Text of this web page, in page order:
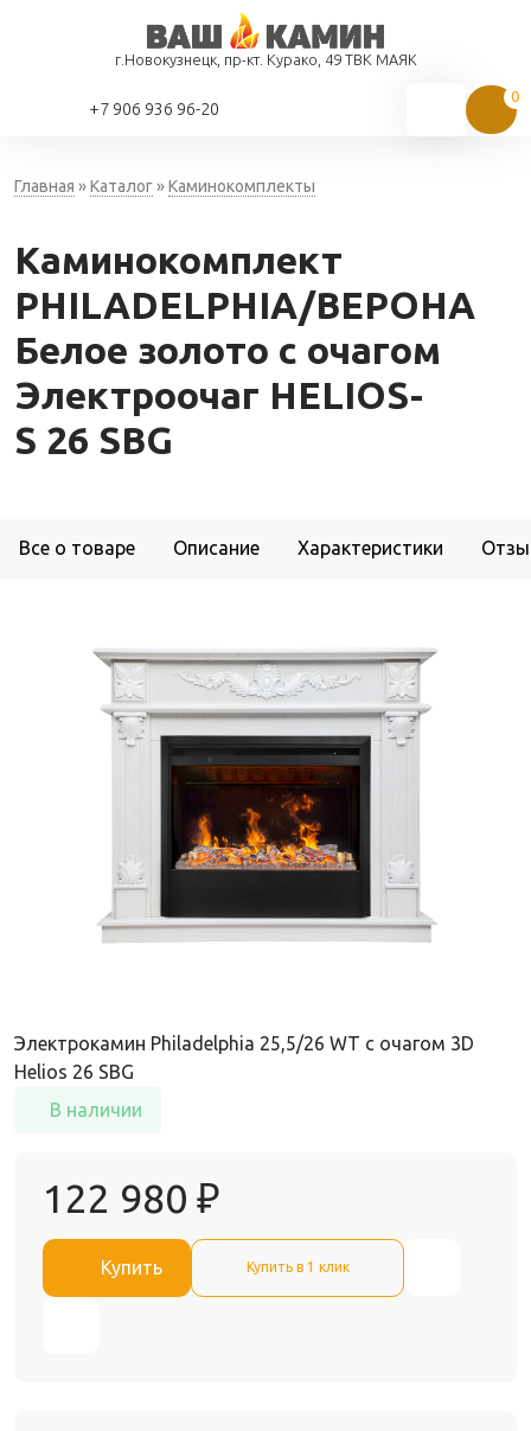
г.Новокузнецк, пр-кт. Курако, 49 ТВК МАЯК
+7 906 936 96-20
Главная »Каталог»Каминокомплекты
Каминокомплект
PHILADELPHIA/ВЕРОНА
Белое золото с очагом
Электроочаг HELIOS-
S 26 SBG
Все о товаре Описание Характеристики
Электрокамин Philadelphia 25,5/26 WT с очагом 3D
Helios 26 SBG
В наличии
122 980 ₽
Купить Купить в 1 клик